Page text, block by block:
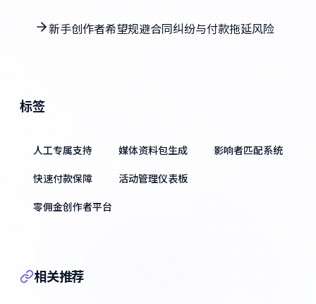
新手创作者希望规避合同纠纷与付款拖延风险
标签
人工专属支持 媒体资料包生成
影响者匹配系统
快速付款保障
活动管理仪表板
零佣金创作者平台
相关推荐